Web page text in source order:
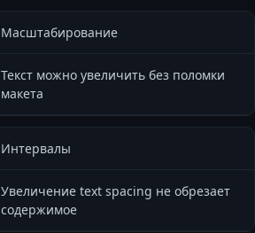
Масштабирование
Текст можно увеличить без поломки
макета
Интервалы
Увеличение text spacing не обрезает
содержимое